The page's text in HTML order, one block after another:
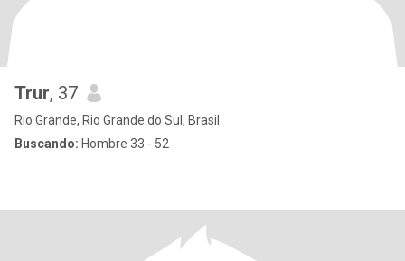
Trur, 37
Rio Grande, Rio Grande do Sul, Brasil
Buscando: Hombre 33 - 52